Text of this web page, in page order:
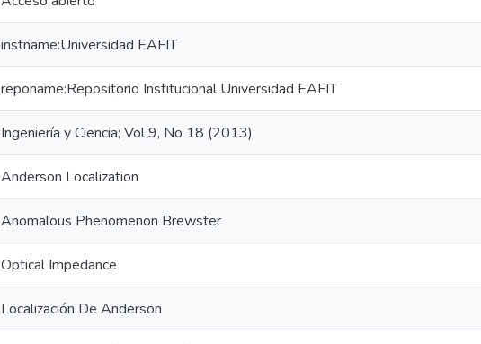
instname:Universidad EAFIT
reponame:Repositorio Institucional Universidad EAFIT
Ingeniería y Ciencia; Vol 9, No 18 (2013)
Anderson Localization
Anomalous Phenomenon Brewster
Optical Impedance
Localización De Anderson